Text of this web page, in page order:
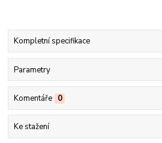
Kompletní specifikace
Parametry
Komentáře 0
Ke stažení